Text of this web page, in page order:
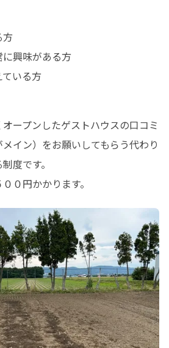
方
に興味がある方
いる方
ープンしたゲストハウスの口コミ
イン）をお願いしてもらう代わり
度です。
０円かかります。